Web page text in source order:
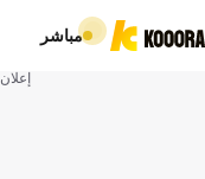
مباشر
إعلان